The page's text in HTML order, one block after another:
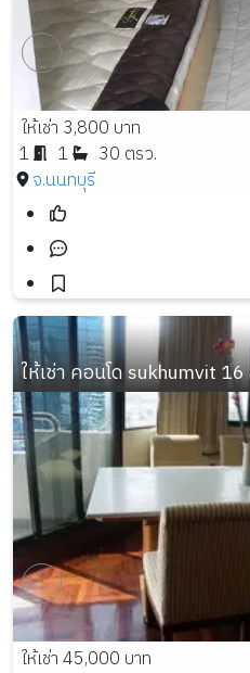
ให้เช่า 3,800 บาท
1
1
30 ตรว.
จ.นนทบุรี
ให้เช่า คอนโด sukhumvit
ให้เช่า 45,000 บาท